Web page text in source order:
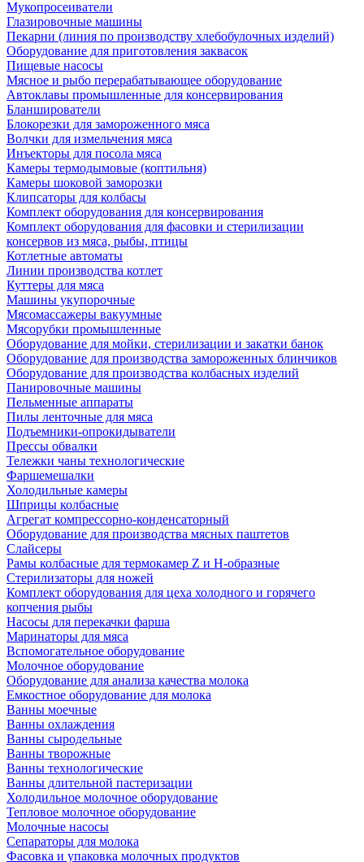
Мукопросеиватели
Глазировочные машины
Пекарни (линия по производству хлебобулочных изделий)
Оборудование для приготовления заквасок
Пищевые насосы
Мясное и рыбо перерабатывающее оборудование
Автоклавы промышленные для консервирования
Бланширователи
Блокорезки для замороженного мяса
Волчки для измельчения мяса
Инъекторы для посола мяса
Камеры термодымовые (коптильня)
Камеры шоковой заморозки
Клипсаторы для колбасы
Комплект оборудования для консервирования
Комплект оборудования для фасовки и стерилизации
консервов из мяса, рыбы, птицы
Котлетные автоматы
Линии производства котлет
Куттеры для мяса
Машины укупорочные
Мясомассажеры вакуумные
Мясорубки промышленные
Оборудование для мойки, стерилизации и закатки банок
Оборудование для производства замороженных блинчиков
Оборудование для производства колбасных изделий
Панировочные машины
Пельменные аппараты
Пилы ленточные для мяса
Подъемники-опрокидыватели
Прессы обвалки
Тележки чаны технологические
Фаршемешалки
Холодильные камеры
Шприцы колбасные
Агрегат компрессорно-конденсаторный
Оборудование для производства мясных паштетов
Слайсеры
Рамы колбасные для термокамер Z и H-образные
Стерилизаторы для ножей
Комплект оборудования для цеха холодного и горячего
копчения рыбы
Насосы для перекачки фарша
Маринаторы для мяса
Вспомогательное оборудование
Молочное оборудование
Оборудование для анализа качества молока
Емкостное оборудование для молока
Ванны моечные
Ванны охлаждения
Ванны сыродельные
Ванны творожные
Ванны технологические
Ванны длительной пастеризации
Холодильное молочное оборудование
Тепловое молочное оборудование
Молочные насосы
Сепараторы для молока
Фасовка и упаковка молочных продуктов